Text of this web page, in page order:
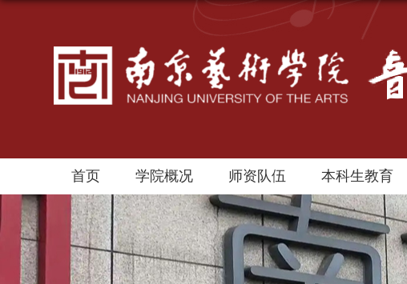
首页 学院概况 师资队伍 本科生教育